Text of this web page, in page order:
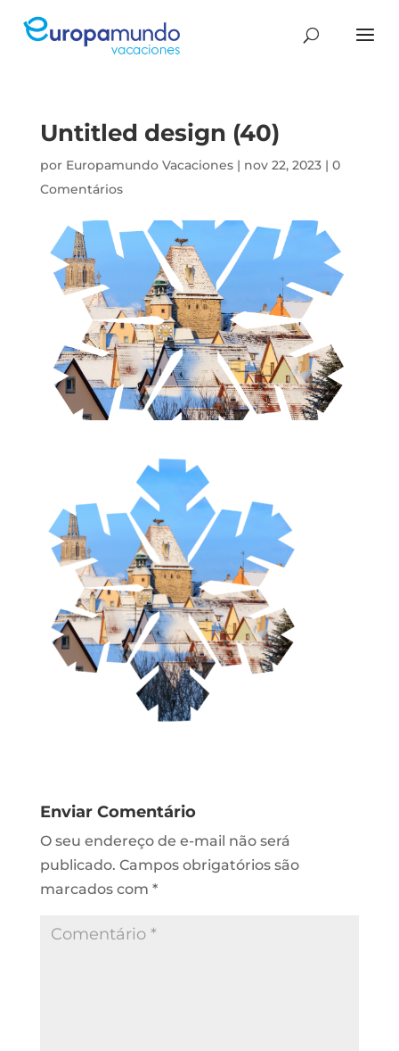
Untitled design (40)
por Europamundo Vacaciones| nov 22, 2023| 0
Comentários
Enviar Comentário
O seu endereço de e-mail não será
publicado. Campos obrigatórios são
marcados com *